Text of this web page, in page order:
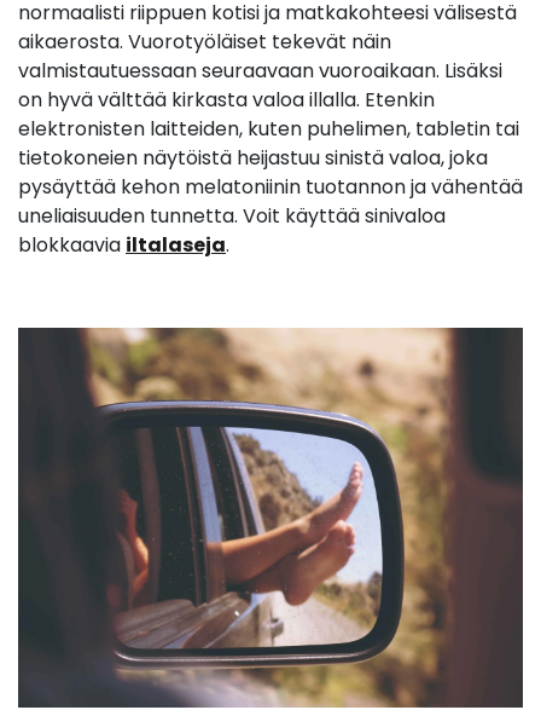
normaalisti riippuen kotisi ja matkakohteesi välisestä
aikaerosta. Vuorotyöläiset tekevät näin
valmistautuessaan seuraavaan vuoroaikaan. Lisäksi
on hyvä välttää kirkasta valoa illalla. Etenkin
elektronisten laitteiden, kuten puhelimen, tabletin tai
tietokoneien näytöistä heijastuu sinistä valoa, joka
pysäyttää kehon melatoniinin tuotannon ja vähentää
uneliaisuuden tunnetta. Voit käyttää sinivaloa
blokkaavia iltalaseja.